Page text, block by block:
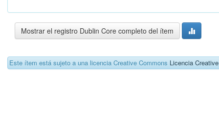
Mostrar el registro Dublin Core completo del ítem
Este ítem está sujeto a una licencia Creative Commons Licencia